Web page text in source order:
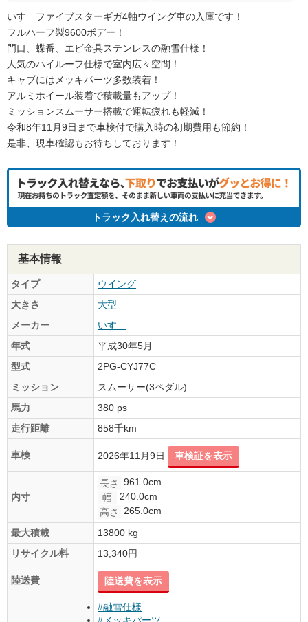
いすゞファイブスターギガ4軸ウイング車の入庫です！
フルハーフ製9600ボデー！
門口、蝶番、エビ金具ステンレスの融雪仕様！
人気のハイルーフ仕様で室内広々空間！
キャブにはメッキパーツ多数装着！
アルミホイール装着で積載量もアップ！
ミッションスムーサー搭載で運転疲れも軽減！
令和8年11月9日まで車検付で購入時の初期費用も節約！
是非、現車確認もお待ちしております！
トラック入れ替えの流れ
基本情報
タイプ
ウイング
大きさ
大型
メーカー
いすゞ
年式
平成30年5月
型式
2PG-CYJ77C
ミッション
スムーサー(3ペダル)
馬力
380 ps
走行距離
858千km
車検 2026年11月9日 車検証を表示
内寸
長さ
961.0cm
幅
240.0cm
高さ
265.0cm
最大積載
13800 kg
リサイクル料
13,340円
陸送費 陸送費を表示
#融雪仕様
#メッキパーツ